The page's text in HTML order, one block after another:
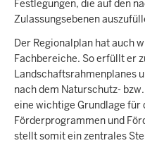
Festlegungen, die auf den
Zulassungsebenen
Der Regionalplan hat auch
Fachbereiche. So erfüllt er
Landschaftsrahmenplanes
nach dem Naturschutz-
eine wichtige Grundlage für
Förderprogrammen und
stellt somit ein zentrales